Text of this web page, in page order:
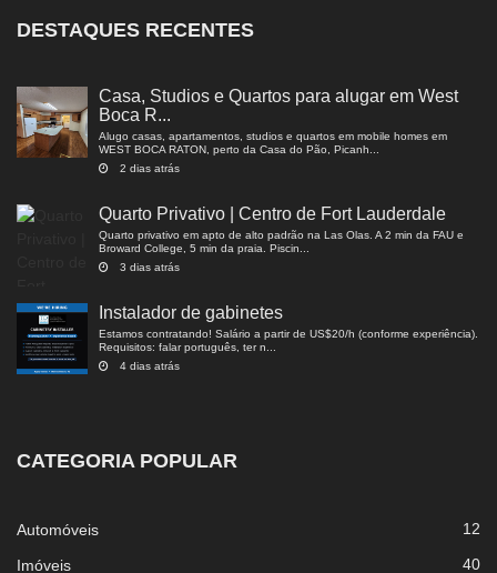
DESTAQUES RECENTES
Casa, Studios e Quartos para alugar em West
Boca R...
Alugo casas, apartamentos, studios e quartos em mobile homes em
WEST BOCA RATON, perto da Casa do Pão, Picanh...
2 dias atrás
Quarto Privativo | Centro de Fort Lauderdale
Quarto privativo em apto de alto padrão na Las Olas. A 2 min da FAU e
Broward College, 5 min da praia. Piscin...
3 dias atrás
Instalador de gabinetes
Estamos contratando! Salário a partir de US$20/h (conforme experiência).
Requisitos: falar português, ter n...
4 dias atrás
CATEGORIA POPULAR
Automóveis 12
Imóveis 40